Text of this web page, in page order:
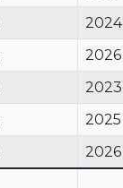
2024
2026
2023
2025
2026